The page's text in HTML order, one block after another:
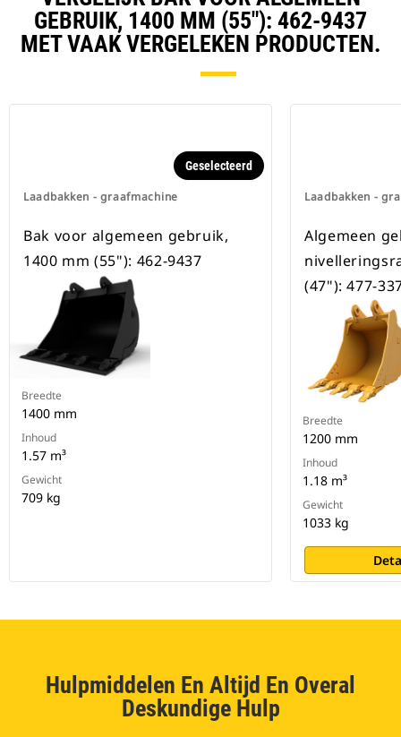
Speciale CW-koppelingen zijn
beschikbaar voor alle
graafmachines op rupsbanden en
op wielen.
GEBRUIK, 1400 MM (55"): 462-9437
MET VAAK VERGELEKEN PRODUCTEN.
Laadbakken - graafmachine
Geselecteerd
Bak voor algemeen gebruik,
1400 mm (55"): 462-9437
Breedte
1400 mm
Inhoud
1.57 m³
Gewicht
709 kg
Laadbakken -
Algemeen
(47"): 477-
Breedte
1200 mm
Inhoud
1.18 m³
Gewicht
1033 kg
Hulpmiddelen En Altijd En Overal
Deskundige Hulp